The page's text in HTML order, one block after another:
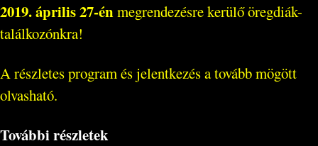
2019. április 27-énmegrendezésre kerülő öregdiák-
találkozónkra!
A részletes program és jelentkezés a tovább mögött
olvasható.
További részletek